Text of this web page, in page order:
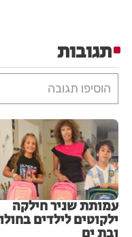
תגובות
הוסיפו תגובה
עמותת שניר חילקה
ילקוטים לילדים